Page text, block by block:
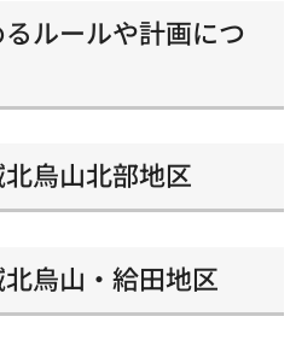
ルールや計画につ
烏山北部地区
烏山・給田地区